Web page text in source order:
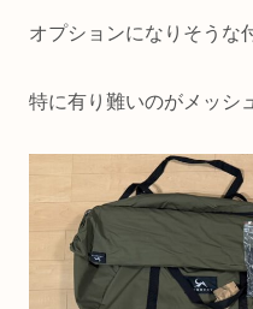
オプションになりそうな
特に有り難いのがメッシ